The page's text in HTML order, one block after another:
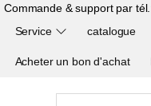
Commande & support par
Service catalogue
Acheter un bon d'achat